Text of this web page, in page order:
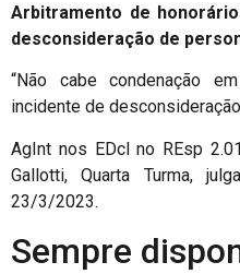
Arbitramento de
desconsideração de
“Não cabe condenação
incidente de
AgInt nos EDcl no REsp
Gallotti, Quarta Turma,
23/3/2023.
Sempre